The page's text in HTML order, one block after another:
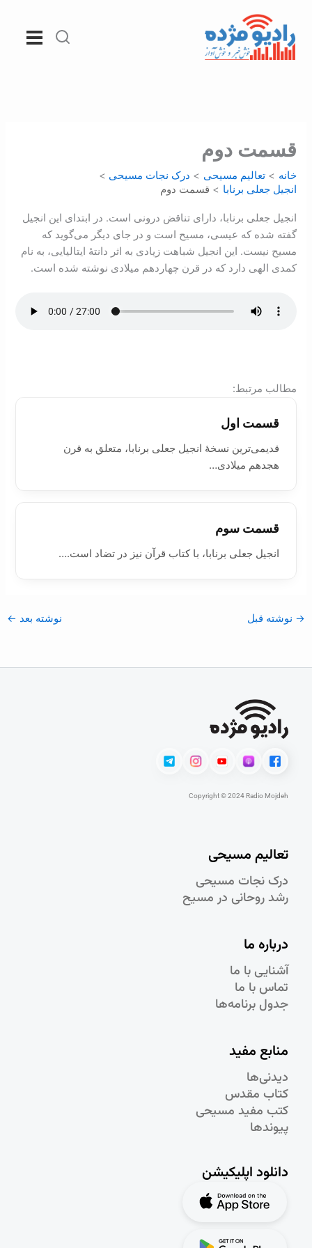
محتوا
قسمت دوم
خانه تعالیم مسیحی
درک نجات مسيحی
انجيل جعلی برنابا
قسمت دوم
انجیل جعلی برنابا، دارای تناقض درونی است. در ابتدای این انجیل
گفته شده که عیسی، مسیح است و در جای دیگر می‌گوید که
مسیح نیست. این انجیل شباهت زیادی به اثر دانتۀ ایتالیایی، به نام
کمدی الهی دارد که در قرن چهاردهم میلادی نوشته شده است.
:مطالب مرتبط
قسمت اول
قدیمی‌ترین نسخۀ انجیل جعلی برنابا، متعلق به قرن
هجدهم میلادی…
قسمت سوم
انجیل جعلی برنابا، با کتاب قرآن نیز در تضاد است.…
→ نوشته قبل نوشته بعد ←
Copyright © 2024 Radio Mojdeh
تعالیم مسیحی
درک نجات مسيحی
رشد روحانی در مسيح
درباره ما
آشنایی با ما
تماس با ما
جدول برنامه‌ها
منابع مفید
دیدنی‌ها
کتاب مقدس
کتب مفید مسیحی
پیوندها
دانلود اپلیکیشن